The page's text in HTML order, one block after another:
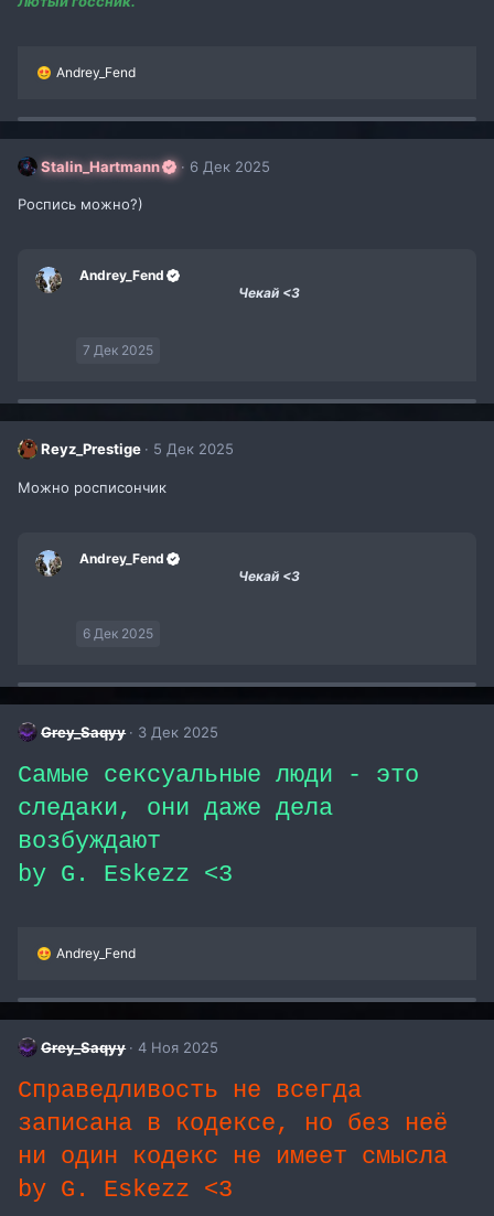
Р
к
ц
и
и
Andrey_Fend
Stalin_Hartmann 6 Дек 2025
Роспись можно?)
Andrey_Fend
Чекай <3
7 Дек 2025
Reyz_Prestige 5 Дек 2025
Можно росписончик
Andrey_Fend
Чекай <3
6 Дек 2025
Grey_Saqyy 3 Дек 2025
Самые сексуальные люди - это
следаки, они даже дела
возбуждают
by G. Eskezz <3
Р
к
ц
и
Andrey_Fend
Grey_Saqyy 4 Ноя 2025
Справедливость не всегда
записана в кодексе, но без неё
ни один кодекс не имеет смысла
by G. Eskezz <3